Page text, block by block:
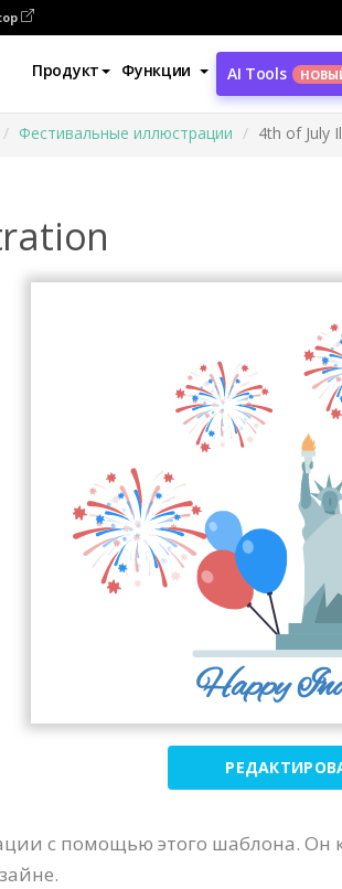
Продукт Функции AI Tools
Фестивальные иллюстрации 4th of July
с помощью этого шаблона. Он